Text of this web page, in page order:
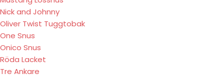
Nick and Johnny
Oliver Twist Tuggtobak
One Snus
Onico Snus
Röda Lacket
Tre Ankare